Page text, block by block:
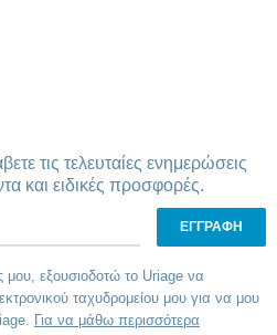
τις τελευταίες ενημερώσεις
και ειδικές προσφορές.
εξουσιοδοτώ το Uriage να
ταχυδρομείου μου για να μου
Για να μάθω περισσότερα